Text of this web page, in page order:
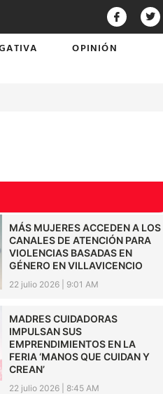
OPINIÓN
MÁS MUJERES ACCEDEN A LOS
CANALES DE ATENCIÓN PARA
VIOLENCIAS BASADAS EN
GÉNERO EN VILLAVICENCIO
22 julio 2026 9:01 AM
MADRES CUIDADORAS
IMPULSAN SUS
EMPRENDIMIENTOS EN LA
FERIA ‘MANOS QUE CUIDAN Y
CREAN’
22 julio 2026 8:45 AM